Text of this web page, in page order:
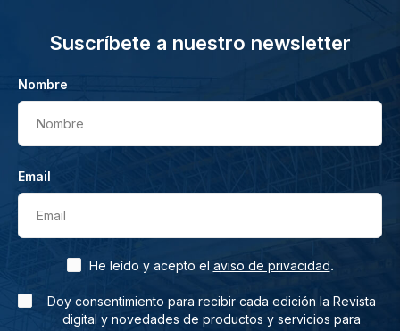
Suscríbete a nuestro newsletter
Nombre
Nombre
Email
Email
He leído y acepto el aviso de privacidad.
Doy consentimiento para recibir cada edición la Revista
digital y novedades de productos y servicios para